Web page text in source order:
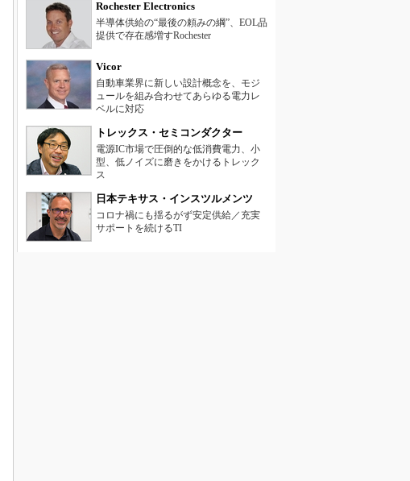
Rochester Electronics
半導体供給の“最後の頼みの綱”、EOL品
提供で存在感増すRochester
Vicor
自動車業界に新しい設計概念を、モジ
ュールを組み合わせてあらゆる電力レ
ベルに対応
トレックス・セミコンダクター
電源IC市場で圧倒的な低消費電力、小
型、低ノイズに磨きをかけるトレック
ス
日本テキサス・インスツルメンツ
コロナ禍にも揺るがず安定供給／充実
サポートを続けるTI